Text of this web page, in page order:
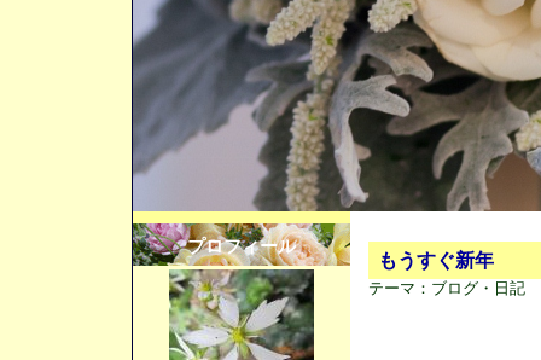
もうすぐ新年
テーマ： ブログ・日記
プロフィール